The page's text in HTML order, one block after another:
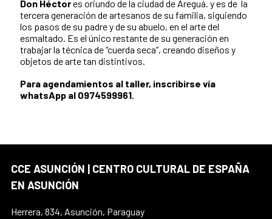
Don Héctores oriundo de la ciudad de Areguá. y es de la
tercera generación de artesanos de su familia, siguiendo
los pasos de su padre y de su abuelo, en el arte del
esmaltado. Es el único restante de su generación en
trabajar la técnica de “cuerda seca”, creando diseños y
objetos de arte tan distintivos.
Para agendamientos al taller, inscribirse vía
whatsApp al 0974599961.
CCE ASUNCIÓN | CENTRO CULTURAL DE ESPAÑA
EN ASUNCIÓN
Herrera, 834, Asunción, Paraguay